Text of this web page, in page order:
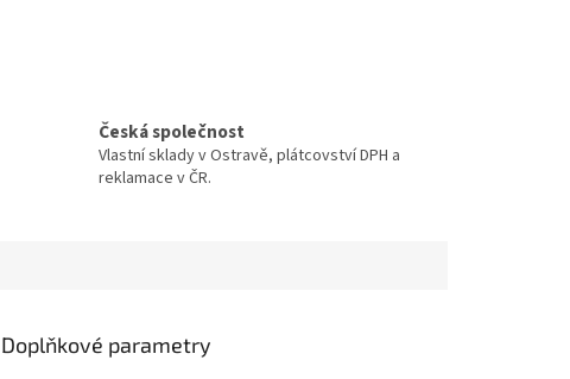
Česká společnost
Vlastní sklady v Ostravě, plátcovství DPH a
reklamace v ČR.
Doplňkové parametry